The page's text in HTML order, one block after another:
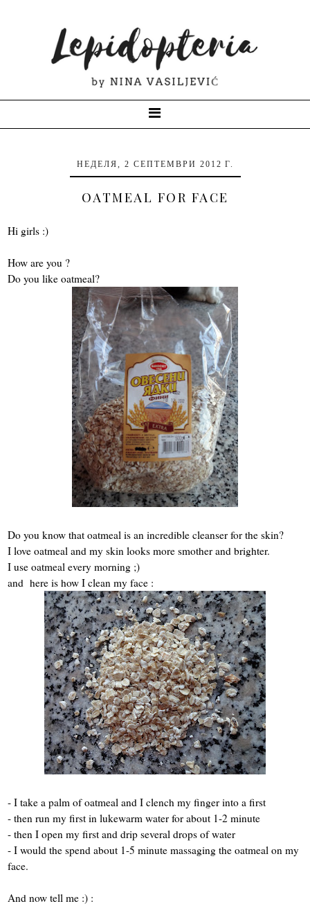
НЕДЕЛЯ, 2 СЕПТЕМВРИ 2012 Г.
OATMEAL FOR FACE
Hi girls :)
How are you ?
Do you like oatmeal?
Do you know that oatmeal is an incredible cleanser for the skin?
I love oatmeal and my skin looks more smother and brighter.
I use oatmeal every morning ;)
and here is how I clean my face :
- I take a palm of oatmeal and I clench my finger into a first
- then run my first in lukewarm water for about 1-2 minute
- then I open my first and drip several drops of water
- I would the spend about 1-5 minute massaging the oatmeal on my
face.
And now tell me :) :